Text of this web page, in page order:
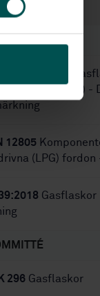
område
gasol - LPG) -
12805
(LPG)
Gasflaskor
296 Gasflaskor